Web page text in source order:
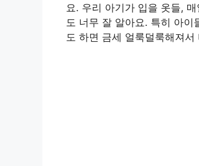
요. 우리 아기가 입을 옷들,
도 너무 잘 알아요. 특히 아이
도 하면 금세 얼룩덜룩해져